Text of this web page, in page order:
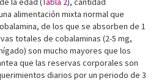
alimentación mixta normal que
de los que se absorben de 1
totales de cobalaminas (2-5 mg,
son mucho mayores que los
que las reservas corporales son
diarios por un periodo de 3